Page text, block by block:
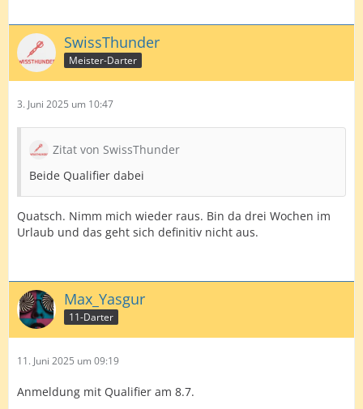
SwissThunder
Meister-Darter
3. Juni 2025 um 10:47
Zitat von SwissThunder
Beide Qualifier dabei
Quatsch. Nimm mich wieder raus. Bin da drei Wochen im
Urlaub und das geht sich definitiv nicht aus.
Max_Yasgur
11-Darter
11. Juni 2025 um 09:19
Anmeldung mit Qualifier am 8.7.